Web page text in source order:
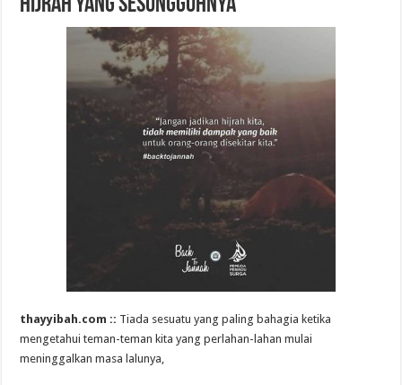
Hijrah yang Sesungguhnya
thayyibah.com :: Tiada sesuatu yang paling bahagia ketika
mengetahui teman-teman kita yang perlahan-lahan mulai
meninggalkan masa lalunya,